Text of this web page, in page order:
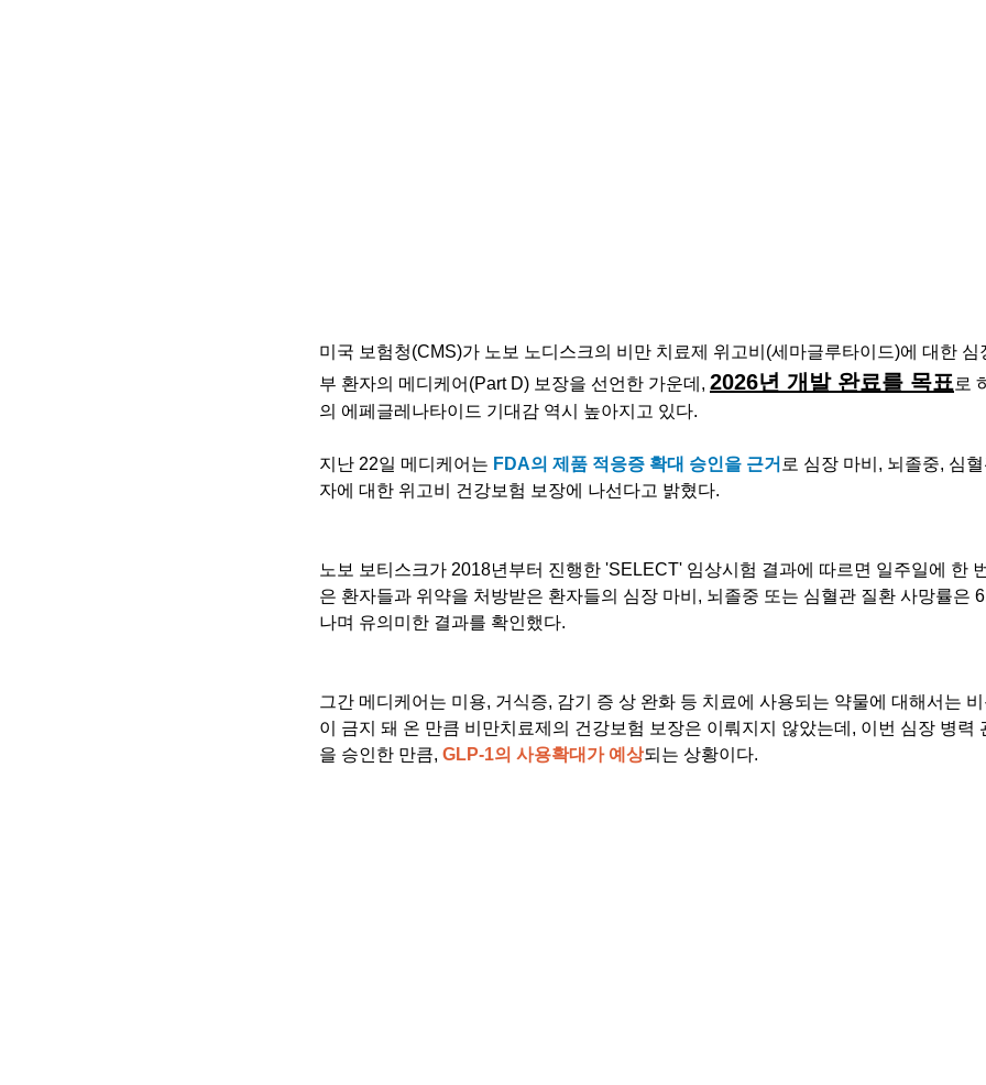
미국 보험청(CMS)가 노보 노디스크의 비만 치료제 위고비(세마글루타이드)에 대한 심
부 환자의 메디케어(Part D) 보장을 선언한 가운데, 2026년 개발 완료를 목표로
의 에페글레나타이드 기대감 역시 높아지고 있다.
지난 22일 메디케어는 FDA의 제품 적응증 확대 승인을 근거 로 심장 마비, 뇌졸중, 심
자에 대한 위고비 건강보험 보장에 나선다고 밝혔다.
노보 보티스크가 2018년부터 진행한 'SELECT' 임상시험 결과에 따르면 일주일에 한
은 환자들과 위약을 처방받은 환자들의 심장 마비, 뇌졸중 또는 심혈관 질환 사망률은
나며 유의미한 결과를 확인했다.
그간 메디케어는 미용, 거식증, 감기 증 상 완화 등 치료에 사용되는 약물에 대해서는
이 금지 돼 온 만큼 비만치료제의 건강보험 보장은 이뤄지지 않았는데, 이번 심장 병력
을 승인한 만큼, GLP-1의 사용확대가 예상되는 상황이다.